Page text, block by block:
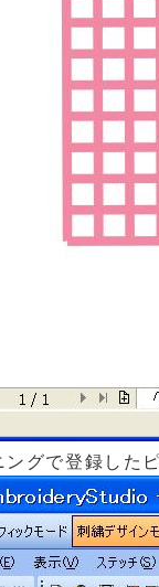
ングで登録した